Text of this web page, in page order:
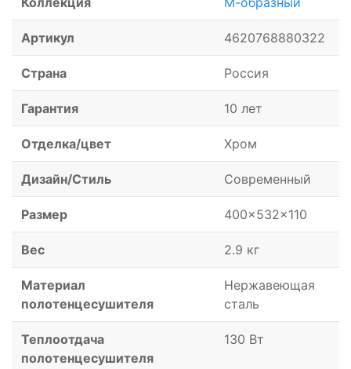
Артикул 4620768880322
Страна Россия
Гарантия 10 лет
Отделка/цвет Хром
Дизайн/Стиль Современный
Размер 400x532x110
Вес 2.9 кг
Материал
полотенцесушителя
Нержавеющая
сталь
Теплоотдача
полотенцесушителя
130 Вт